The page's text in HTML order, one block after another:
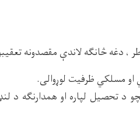
، دغه څانګه لاندې مقصدونه
مسلکي ظرفیت لوړوالی.
د تحصیل لپاره او همدارنګه د